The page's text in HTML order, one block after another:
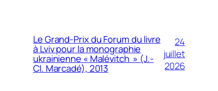
Le Grand-Prix du Forum du livre
à Lviv pour la monographie
ukrainienne « Malévitch » (J.-
Cl. Marcadé), 2013
24
juillet
2026